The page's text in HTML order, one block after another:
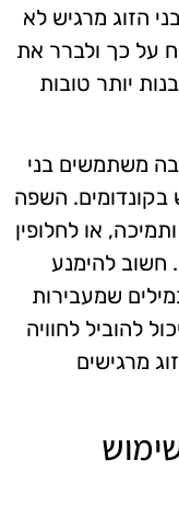
הזוג מרגיש לא
על כך ולברר את
יותר טובות
משתמשים בני
בקונדומים. השפה
או לחלופין
חשוב להימנע
שמעבירות
להוביל לחוויה
מרגישים